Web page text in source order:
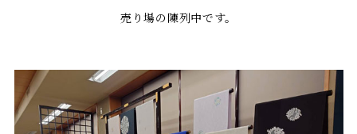
売り場の陳列中です。